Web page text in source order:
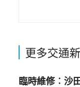
更多交通
臨時維修︰沙